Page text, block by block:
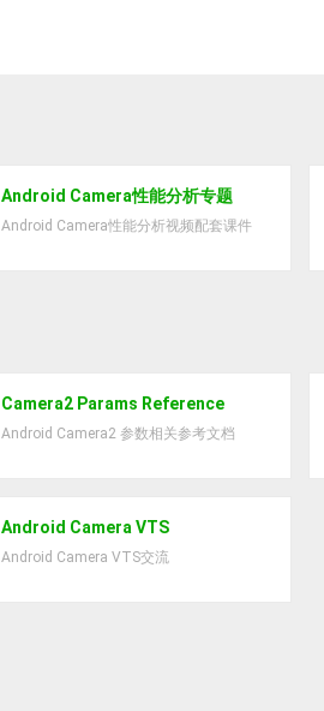
Android Camera性能分析专题
Android Camera性能分析视频配套课件
Camera2 Params Reference
Android Camera2 参数相关参考文档
Android Camera VTS
Android Camera VTS交流